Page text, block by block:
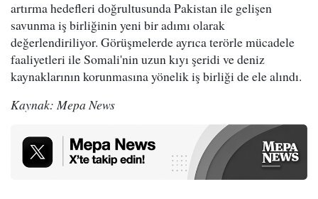
artırma hedefleri doğrultusunda Pakistan ile gelişen
savunma iş birliğinin yeni bir adımı olarak
değerlendiriliyor. Görüşmelerde ayrıca terörle mücadele
faaliyetleri ile Somali'nin uzun kıyı şeridi ve deniz
kaynaklarının korunmasına yönelik iş birliği de ele alındı.
Kaynak: Mepa News